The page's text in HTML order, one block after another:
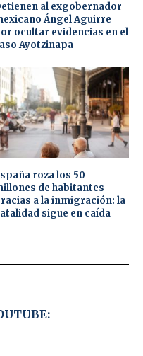
al exgobernador
Ángel Aguirre
ocultar evidencias en el
Ayotzinapa
roza los 50
de habitantes
a la inmigración: la
sigue en caída